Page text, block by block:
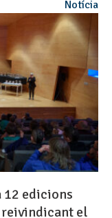
Notícia
12 edicions
reivindicant el